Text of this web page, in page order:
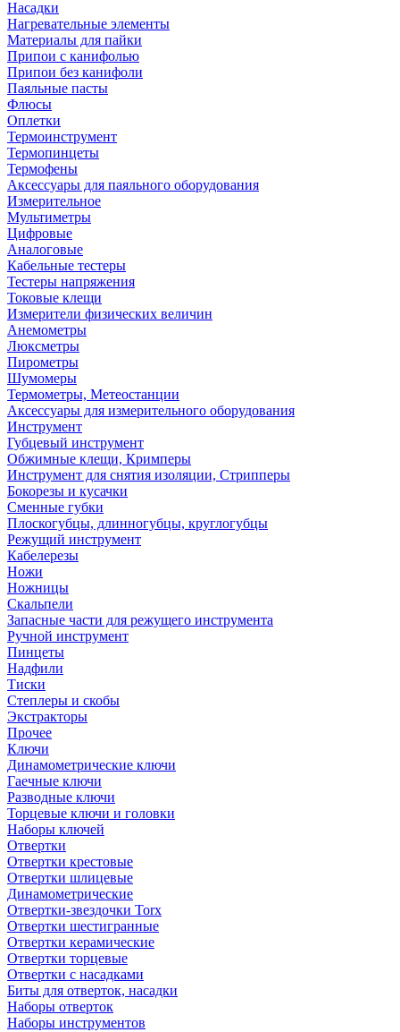
Насадки
Нагревательные элементы
Материалы для пайки
Припои с канифолью
Припои без канифоли
Паяльные пасты
Флюсы
Оплетки
Термоинструмент
Термопинцеты
Термофены
Аксессуары для паяльного оборудования
Измерительное
Мультиметры
Цифровые
Аналоговые
Кабельные тестеры
Тестеры напряжения
Токовые клещи
Измерители физических величин
Анемометры
Люксметры
Пирометры
Шумомеры
Термометры, Метеостанции
Аксессуары для измерительного оборудования
Инструмент
Губцевый инструмент
Обжимные клещи, Кримперы
Инструмент для снятия изоляции, Стрипперы
Бокорезы и кусачки
Сменные губки
Плоскогубцы, длинногубцы, круглогубцы
Режущий инструмент
Кабелерезы
Ножи
Ножницы
Скальпели
Запасные части для режущего инструмента
Ручной инструмент
Пинцеты
Надфили
Тиски
Степлеры и скобы
Экстракторы
Прочее
Ключи
Динамометрические ключи
Гаечные ключи
Разводные ключи
Торцевые ключи и головки
Наборы ключей
Отвертки
Отвертки крестовые
Отвертки шлицевые
Динамометрические
Отвертки-звездочки Torx
Отвертки шестигранные
Отвертки керамические
Отвертки торцевые
Отвертки с насадками
Биты для отверток, насадки
Наборы отверток
Наборы инструментов